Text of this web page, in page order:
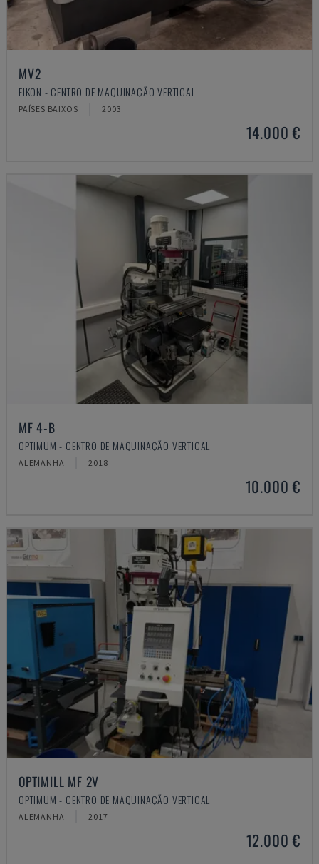
MV2
EIKON - CENTRO DE MAQUINAÇÃO VERTICAL
PAÍSES BAIXOS 2003
14.000 €
MF 4-B
OPTIMUM - CENTRO DE MAQUINAÇÃO VERTICAL
ALEMANHA 2018
10.000 €
OPTIMILL MF 2V
OPTIMUM - CENTRO DE MAQUINAÇÃO VERTICAL
ALEMANHA 2017
12.000 €